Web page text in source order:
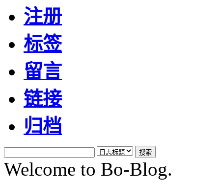
注册
标签
留言
链接
归档
Welcome to Bo-Blog.